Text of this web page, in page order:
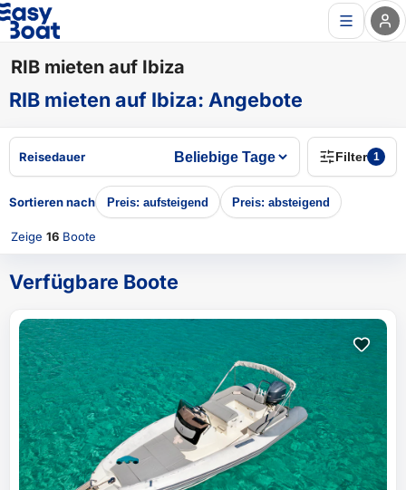
RIB mieten auf Ibiza
RIB mieten auf Ibiza: Angebote
Reisedauer Filter 1
Sortieren nach Preis: aufsteigend Preis: absteigend
Zeige 16 Boote
Verfügbare Boote